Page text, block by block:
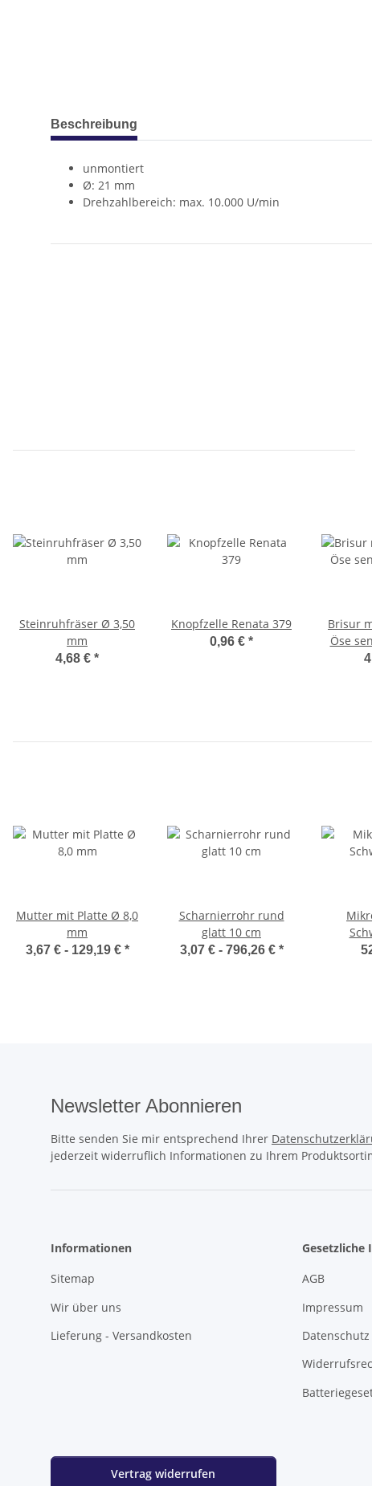
weitere Registerkarten anzeigen
Beschreibung
unmontiert
Ø: 21 mm
Drehzahlbereich: max. 10.000 U/min
Steinruhfräser Ø 3,50
mm
4,68 € *
Knopfzelle Renata 379
0,96 € *
Brisur
Öse
Mutter mit Platte Ø 8,0
mm
3,67 € - 129,19 € *
Scharnierrohr rund
glatt 10 cm
3,07 € - 796,26 € *
Newsletter Abonnieren
Bitte senden Sie mir entsprechend Ihrer
jederzeit widerruflich Informationen zu Ihrem
Informationen
Sitemap
Wir über uns
Lieferung - Versandkosten
Gesetzliche
AGB
Impressum
Datenschutz
Vertrag widerrufen